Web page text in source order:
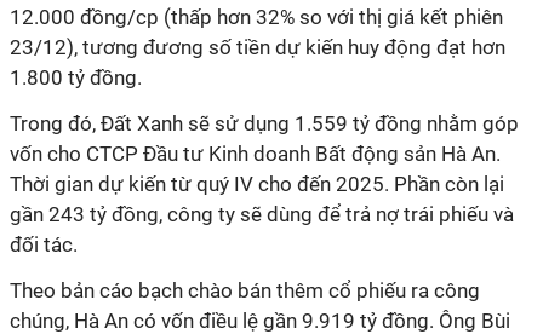
12.000 đồng/cp (thấp hơn 32% so với thị giá kết phiên
23/12), tương đương số tiền dự kiến huy động đạt hơn
1.800 tỷ đồng.
Trong đó, Đất Xanh sẽ sử dụng 1.559 tỷ đồng nhằm góp
vốn cho CTCP Đầu tư Kinh doanh Bất động sản Hà An.
Thời gian dự kiến từ quý IV cho đến 2025. Phần còn lại
gần 243 tỷ đồng, công ty sẽ dùng để trả nợ trái phiếu và
đối tác.
Theo bản cáo bạch chào bán thêm cổ phiếu ra công
chúng, Hà An có vốn điều lệ gần 9.919 tỷ đồng. Ông Bùi